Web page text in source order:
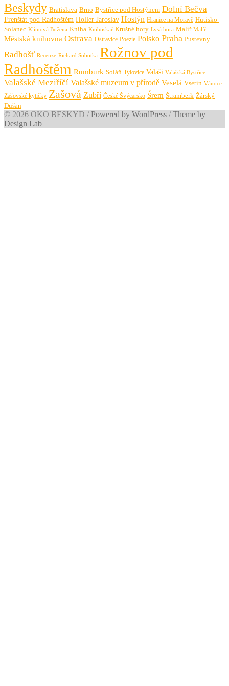
Beskydy Bratislava Brno Bystřice pod Hostýnem Dolní Bečva
Frenštát pod Radhoštěm Holler Jaroslav Hostýn Hranice na Moravě Hutisko-
Solanec Klímová Božena Kniha Knihtiskař Krušné hory Lysá hora Malíř Malíři
Městská knihovna Ostrava Ostravice Poezie Polsko Praha Pustevny
Radhošť Recenze Richard Sobotka Rožnov pod
Radhoštěm Rumburk Soláň Tylovice Valaši Valašská Bystřice
Valašské Meziříčí Valašské muzeum v přírodě Veselá Vsetín Vánoce
Zašovské kytičky Zašová Zubří České Švýcarsko Śrem Štramberk Žárský
Dušan
© 2026 OKO BESKYD / Powered by WordPress /Theme by
Design Lab